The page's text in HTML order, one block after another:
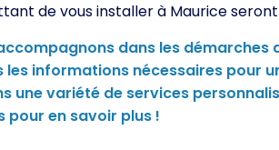
de vous installer à Maurice
dans les démarches
les informations nécessaires pour
une variété de services
pour en savoir plus !